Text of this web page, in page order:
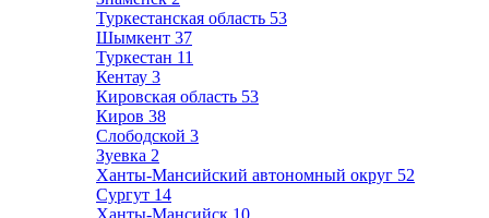
Туркестанская область 53
Шымкент 37
Туркестан 11
Кентау 3
Кировская область 53
Киров 38
Слободской 3
Зуевка 2
Ханты-Мансийский автономный округ 52
Сургут 14
Ханты-Мансийск 10